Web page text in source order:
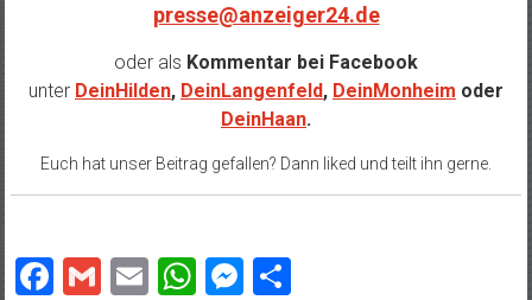
presse@anzeiger24.de
oder als Kommentar bei Facebook
unter DeinHilden, DeinLangenfeld, DeinMonheim oder
DeinHaan.
Euch hat unser Beitrag gefallen? Dann liked und teilt ihn gerne.
Facebook
Gmail
EmailWhatsApp
Messenger
Teilen